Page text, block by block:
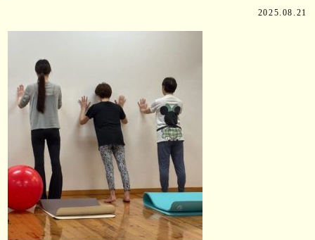
2025.08.21